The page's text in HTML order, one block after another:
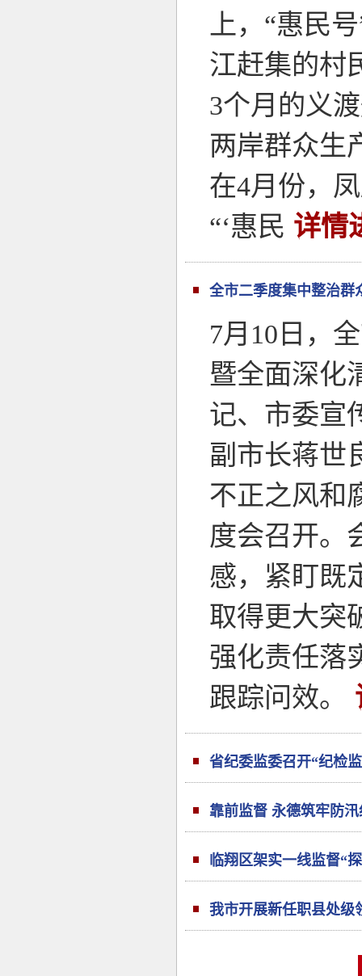
上，“惠民
江赶集的村
3个月的义
两岸群众生
在4月份，
“‘惠民 详情
全市二季度集中整治群
7月10日，
暨全面深化
记、市委宣
副市长蒋世
不正之风和
度会召开。
感，紧盯既
取得更大突
强化责任落
跟踪问效。
省纪委监委召开“纪检
靠前监督 永德筑牢防
临翔区架实一线监督“
我市开展新任职县处级
实”成为临沧领导干部